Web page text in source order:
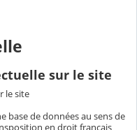
sur le site
le site
base de données au sens de
en droit français